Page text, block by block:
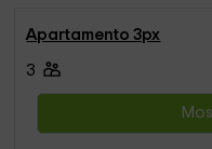
Apartamento 3px
3